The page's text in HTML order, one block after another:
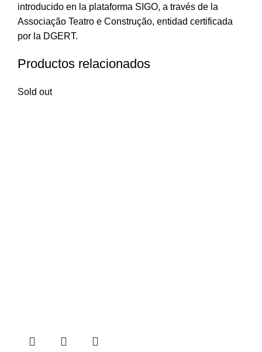
introducido en la plataforma SIGO, a través de la
Associação Teatro e Construção, entidad certificada
por la DGERT.
Productos relacionados
Sold out